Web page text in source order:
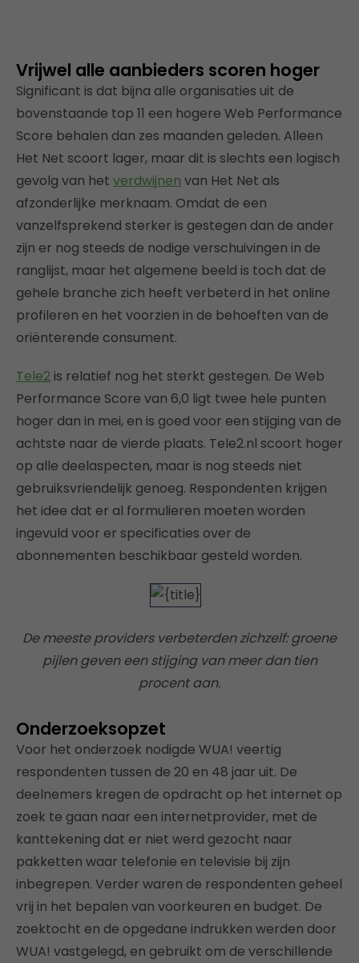
Vrijwel alle aanbieders scoren hoger
Significant is dat bijna alle organisaties uit de
bovenstaande top 11 een hogere Web Performance
Score behalen dan zes maanden geleden. Alleen
Het Net scoort lager, maar dit is slechts een logisch
gevolg van het verdwijnen van Het Net als
afzonderlijke merknaam. Omdat de een
vanzelfsprekend sterker is gestegen dan de ander
zijn er nog steeds de nodige verschuivingen in de
ranglijst, maar het algemene beeld is toch dat de
gehele branche zich heeft verbeterd in het online
profileren en het voorzien in de behoeften van de
oriënterende consument.
Tele2is relatief nog het sterkt gestegen. De Web
Performance Score van 6,0 ligt twee hele punten
hoger dan in mei, en is goed voor een stijging van de
achtste naar de vierde plaats. Tele2.nl scoort hoger
op alle deelaspecten, maar is nog steeds niet
gebruiksvriendelijk genoeg. Respondenten krijgen
het idee dat er al formulieren moeten worden
ingevuld voor er specificaties over de
abonnementen beschikbaar gesteld worden.
De meeste providers verbeterden zichzelf: groene
pijlen geven een stijging van meer dan tien
procent aan.
Onderzoeksopzet
Voor het onderzoek nodigde WUA! veertig
respondenten tussen de 20 en 48 jaar uit. De
deelnemers kregen de opdracht op het internet op
zoek te gaan naar een internetprovider, met de
kanttekening dat er niet werd gezocht naar
pakketten waar telefonie en televisie bij zijn
inbegrepen. Verder waren de respondenten geheel
vrij in het bepalen van voorkeuren en budget. De
zoektocht en de opgedane indrukken werden door
WUA! vastgelegd, en gebruikt om de verschillende